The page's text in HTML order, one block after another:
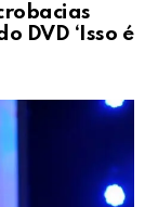
DVD ‘Isso é